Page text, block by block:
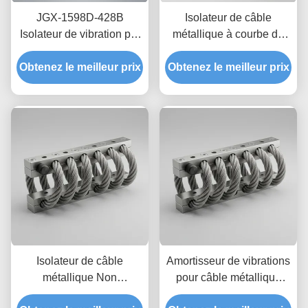
JGX-1598D-428B
Isolateur de vibration par
câble de fil de fer
Montage d'isolation en
acier inoxydable résistant
Obtenez le meilleur prix
Isolateur de câble
métallique à courbe de
rigidité Non linéaire,
support entièrement
métallique écologique
Obtenez le meilleur prix
Isolateur de câble
métallique Non
magnétique cem-safe
Amortisseur de vibrations
pour câble métallique
JGX-2228D-860B en